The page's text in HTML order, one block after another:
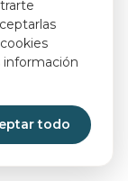
información
todo